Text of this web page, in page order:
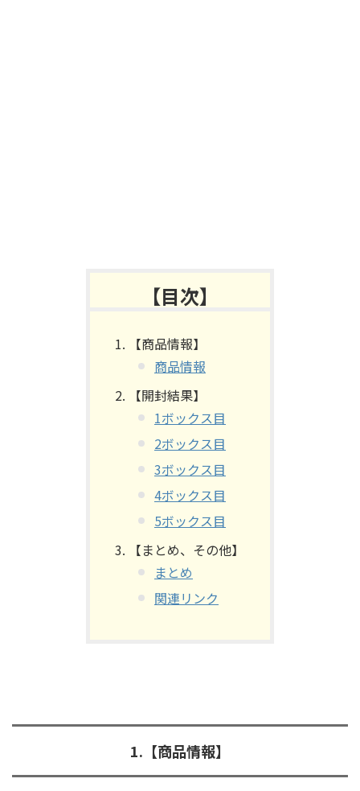
【目次】
【商品情報】
商品情報
【開封結果】
1ボックス目
2ボックス目
3ボックス目
4ボックス目
5ボックス目
【まとめ、その他】
まとめ
関連リンク
1.【商品情報】